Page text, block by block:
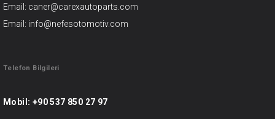
Email: caner@carexautoparts.com
Email: info@nefesotomotiv.com
Telefon Bilgileri
Mobil: +90 537 850 27 97